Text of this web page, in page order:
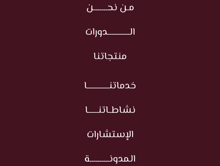
مـن نحـــــــن
الـــــــــــدورات
منتجاتنا
خدماتنـــــــــــا
نشاطـاتنـــــا
الإستشارات
المدونــــــــــة